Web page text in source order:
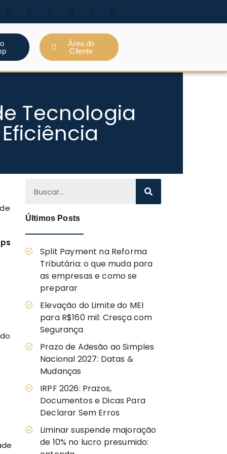
Área do
Cliente
Tecnologia
Últimos Posts
Split Payment na Reforma
Tributária: o que muda para
as empresas e como se
preparar
Elevação do Limite do MEI
para R$160 mil: Cresça com
Segurança
Prazo de Adesão ao Simples
Nacional 2027: Datas &
Mudanças
IRPF 2026: Prazos,
Documentos e Dicas Para
Declarar Sem Erros
Liminar suspende majoração
de 10% no lucro presumido: